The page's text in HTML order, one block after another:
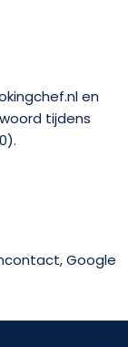
en
tijdens
Google